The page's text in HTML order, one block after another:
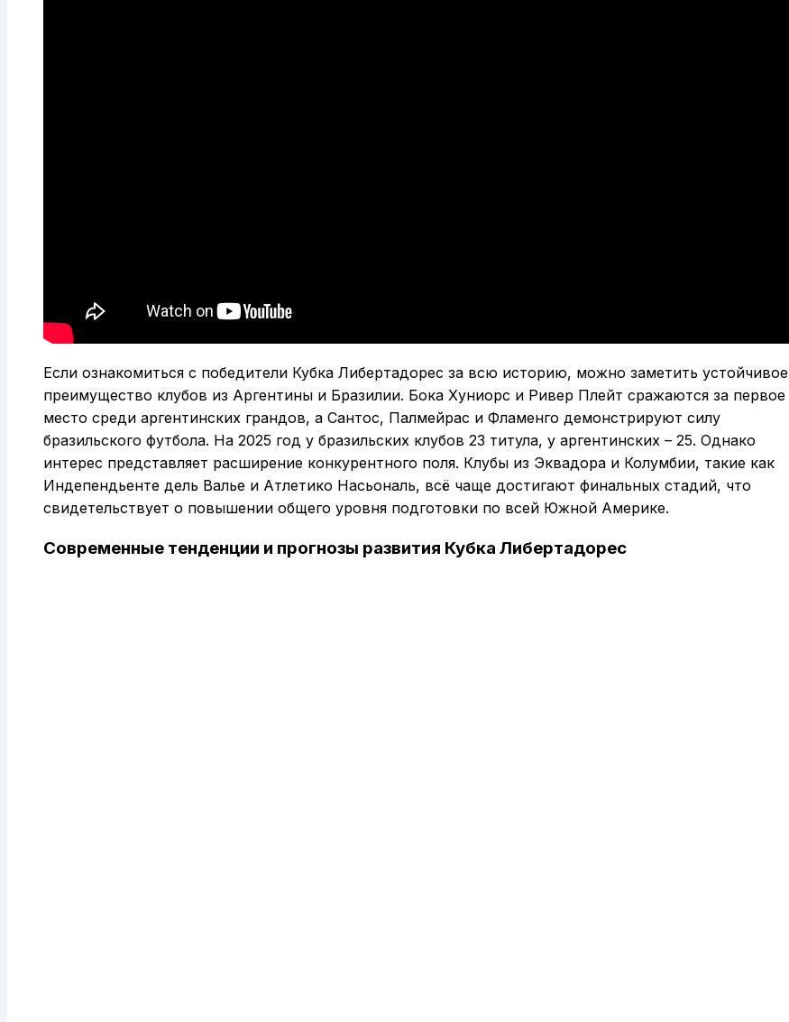
Если ознакомиться с победители Кубка Либертадорес за всю историю, можно заметить устойчивое
преимущество клубов из Аргентины и Бразилии. Бока Хуниорс и Ривер Плейт сражаются за первое
место среди аргентинских грандов, а Сантос, Палмейрас и Фламенго демонстрируют силу
бразильского футбола. На 2025 год у бразильских клубов 23 титула, у аргентинских – 25. Однако
интерес представляет расширение конкурентного поля. Клубы из Эквадора и Колумбии, такие как
Индепендьенте дель Валье и Атлетико Насьональ, всё чаще достигают финальных стадий, что
свидетельствует о повышении общего уровня подготовки по всей Южной Америке.
Современные тенденции и прогнозы развития Кубка Либертадорес